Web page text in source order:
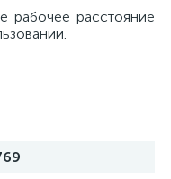
рабочее расстояние